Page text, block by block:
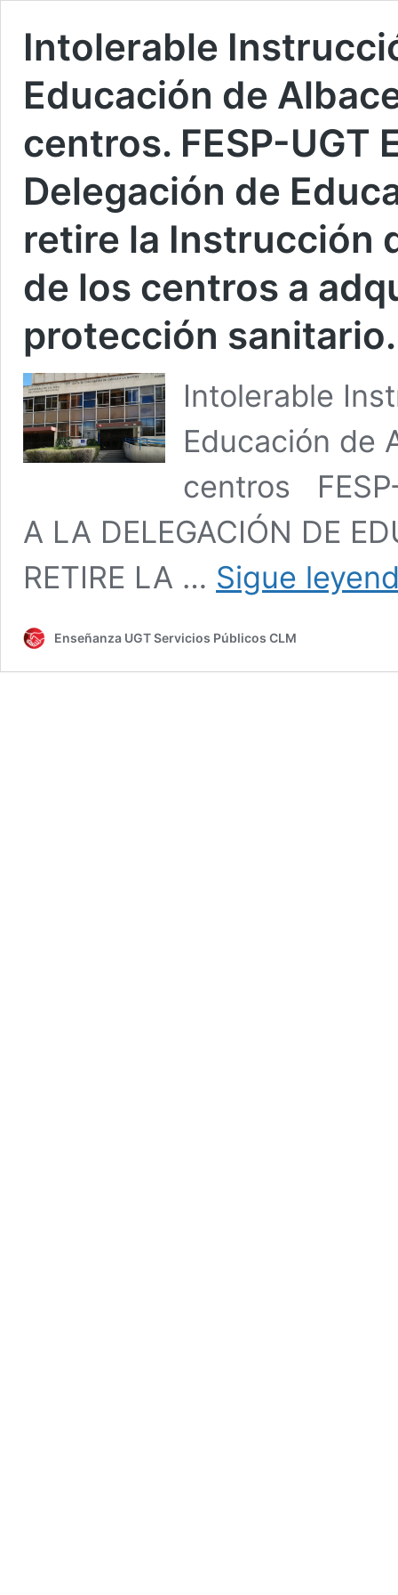
Intolerable
Educación de
centros. FESP-UGT
Delegación de
retire la Instrucción
de los centros a
protección sanitario.
Intolerable
Educación de
centros FESP-
A LA DELEGACIÓN DE
RETIRE LA … Sigue
Enseñanza UGT Servicios Públicos CLM